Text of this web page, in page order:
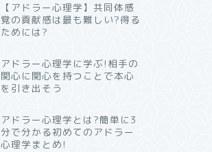
【アドラー心理学】共同体感
覚の貢献感は最も難しい?得る
ためには?
アドラー心理学に学ぶ!相手の
関心に関心を持つことで本心
を引き出そう
アドラー心理学とは?簡単に3
分で分かる初めてのアドラー
心理学まとめ!